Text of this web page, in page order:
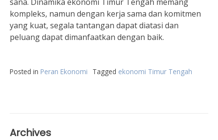
kompleks, namun dengan kerja sama dan komitmen
yang kuat, segala tantangan dapat diatasi dan
peluang dapat dimanfaatkan dengan baik.
Posted in Peran Ekonomi Tagged ekonomi Timur Tengah
Archives